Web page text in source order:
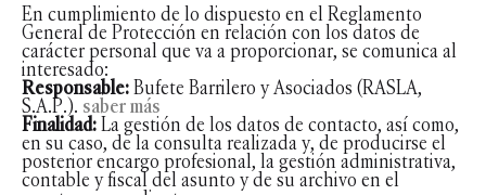
En cumplimiento de lo dispuesto en el Reglamento
General de Protección en relación con los datos de
carácter personal que va a proporcionar, se comunica al
interesado:
Responsable:Bufete Barrilero y Asociados (RASLA,
S.A.P.). saber más
Finalidad:La gestión de los datos de contacto, así como,
en su caso, de la consulta realizada y, de producirse el
posterior encargo profesional, la gestión administrativa,
contable y fiscal del asunto y de su archivo en el